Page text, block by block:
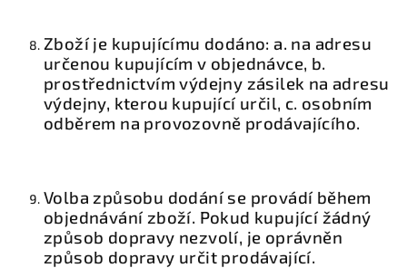
Zboží je kupujícímu dodáno: a. na adresu
určenou kupujícím v objednávce, b.
prostřednictvím výdejny zásilek na adresu
výdejny, kterou kupující určil, c. osobním
odběrem na provozovně prodávajícího.
Volba způsobu dodání se provádí během
objednávání zboží. Pokud kupující žádný
způsob dopravy nezvolí, je oprávněn
způsob dopravy určit prodávající.